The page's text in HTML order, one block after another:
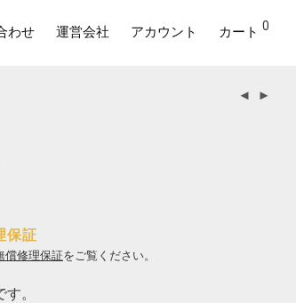
わせ 運営会社 アカウント カート 0
保証
償修理保証をご覧ください。
。